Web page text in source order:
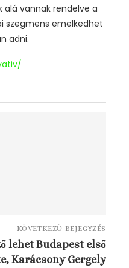
vannak rendelve a
szegmens emelkedhet
adni.
KÖVETKEZŐ BEJEGYZÉS
lehet Budapest első
Karácsony Gergely